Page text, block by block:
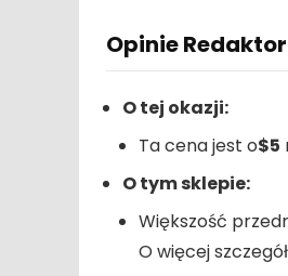
Opinie
O tej okazji:
Ta cena jest o$5
O tym sklepie:
Większość
O więcej